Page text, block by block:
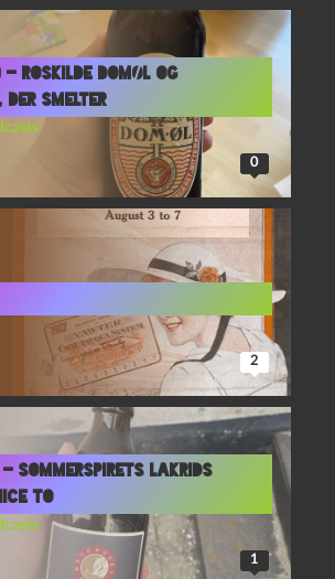
– Roskilde Domøl og
Der Smelter
0
2
– Sommerspirets Lakrids
To
1